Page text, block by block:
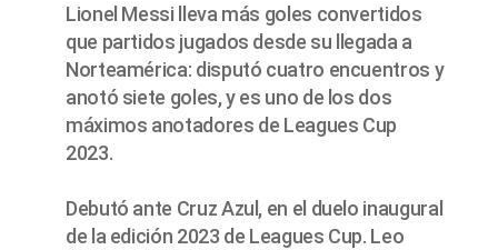
Lionel Messi lleva más goles convertidos
que partidos jugados desde su llegada a
Norteamérica: disputó cuatro encuentros y
anotó siete goles, y es uno de los dos
máximos anotadores de Leagues Cup
2023.
Debutó ante Cruz Azul, en el duelo inaugural
de la edición 2023 de Leagues Cup. Leo